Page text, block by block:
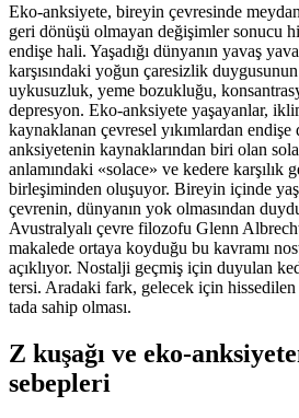
Eko-anksiyete, bireyin çevresinde
geri dönüşü olmayan değişimler sonucu
endişe hali. Yaşadığı dünyanın yavaş
karşısındaki yoğun çaresizlik
uykusuzluk, yeme bozukluğu,
depresyon. Eko-anksiyete yaşayanlar,
kaynaklanan çevresel yıkımlardan
anksiyetenin kaynaklarından biri olan
anlamındaki «solace» ve kedere karşılık
birleşiminden oluşuyor. Bireyin içinde
çevrenin, dünyanın yok olmasından
Avustralyalı çevre filozofu Glenn
makalede ortaya koyduğu bu kavramı
açıklıyor. Nostalji geçmiş için duyulan
tersi. Aradaki fark, gelecek için
tada sahip olması.
Z kuşağı ve eko-
sebepleri